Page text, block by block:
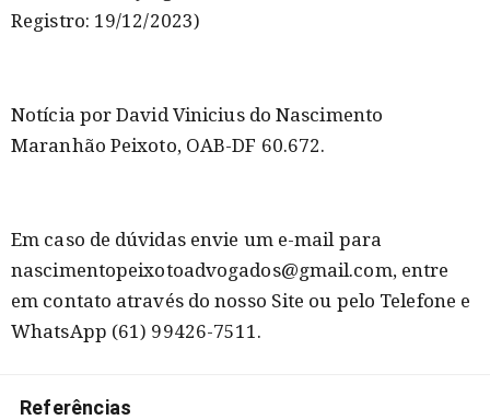
Registro: 19/12/2023)
Notícia por David Vinicius do Nascimento
Maranhão Peixoto, OAB-DF 60.672.
Em caso de dúvidas envie um e-mail para
nascimentopeixotoadvogados@gmail.com, entre
em contato através do nosso Site ou pelo Telefone e
WhatsApp (61) 99426-7511.
Referências